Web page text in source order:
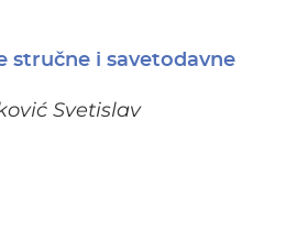
stručne i savetodavne
Svetislav